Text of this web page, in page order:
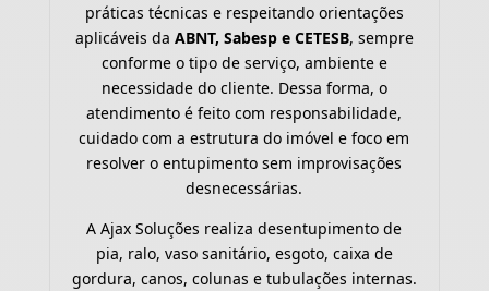
práticas técnicas e respeitando orientações
aplicáveis da ABNT, Sabesp e CETESB, sempre
conforme o tipo de serviço, ambiente e
necessidade do cliente. Dessa forma, o
atendimento é feito com responsabilidade,
cuidado com a estrutura do imóvel e foco em
resolver o entupimento sem improvisações
desnecessárias.
A Ajax Soluções realiza desentupimento de
pia, ralo, vaso sanitário, esgoto, caixa de
gordura, canos, colunas e tubulações internas.